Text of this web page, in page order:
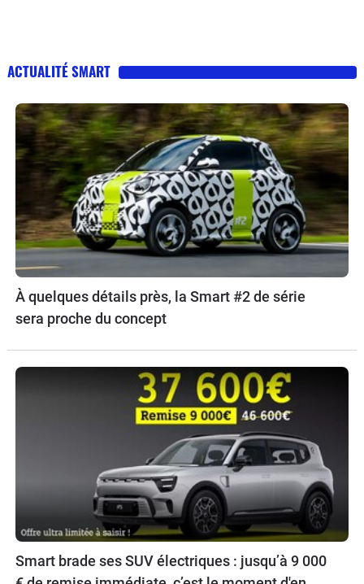
ACTUALITÉ SMART
À quelques détails près, la Smart #2 de série
sera proche du concept
Smart brade ses SUV électriques : jusqu’à 9 000